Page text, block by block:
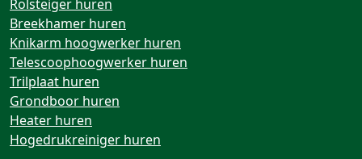
Rolsteiger huren
Breekhamer huren
Knikarm hoogwerker huren
Telescoophoogwerker huren
Trilplaat huren
Grondboor huren
Heater huren
Hogedrukreiniger huren